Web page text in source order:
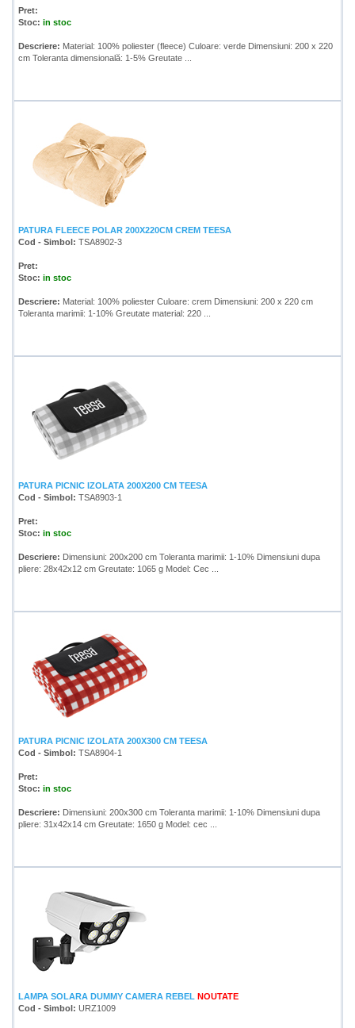
Pret:
Stoc: in stoc
Descriere: Material: 100% poliester (fleece) Culoare: verde Dimensiuni: 200 x 220
cm Toleranta dimensională: 1-5% Greutate ...
PATURA FLEECE POLAR 200X220CM CREM TEESA
Cod - Simbol: TSA8902-3
Pret:
Stoc: in stoc
Descriere: Material: 100% poliester Culoare: crem Dimensiuni: 200 x 220 cm
Toleranta marimii: 1-10% Greutate material: 220 ...
PATURA PICNIC IZOLATA 200X200 CM TEESA
Cod - Simbol: TSA8903-1
Pret:
Stoc: in stoc
Descriere: Dimensiuni: 200x200 cm Toleranta marimii: 1-10% Dimensiuni dupa
pliere: 28x42x12 cm Greutate: 1065 g Model: Cec ...
PATURA PICNIC IZOLATA 200X300 CM TEESA
Cod - Simbol: TSA8904-1
Pret:
Stoc: in stoc
Descriere: Dimensiuni: 200x300 cm Toleranta marimii: 1-10% Dimensiuni dupa
pliere: 31x42x14 cm Greutate: 1650 g Model: cec ...
LAMPA SOLARA DUMMY CAMERA REBEL NOUTATE
Cod - Simbol: URZ1009